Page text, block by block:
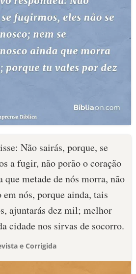
Não sairás, porque, se
a fugir, não porão o coração
que metade de nós morra, não
em nós, porque ainda, tais
ajuntarás dez mil; melhor
cidade nos sirvas de socorro.
e Corrigida